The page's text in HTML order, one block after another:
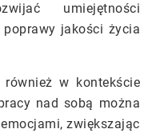
umiejętności
jakości życia
w kontekście
nad sobą można
zwiększając